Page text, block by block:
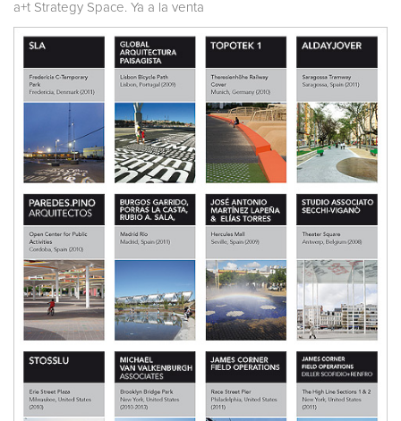
a+t Strategy Space. Ya a la venta